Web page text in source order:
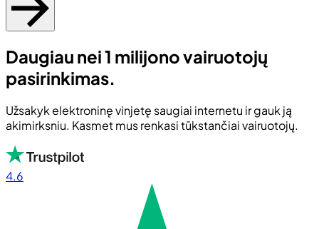
Daugiau nei 1 milijono vairuotojų
pasirinkimas.
Užsakyk elektroninę vinjetę saugiai internetu ir gauk ją
akimirksniu. Kasmet mus renkasi tūkstančiai vairuotojų.
4.6